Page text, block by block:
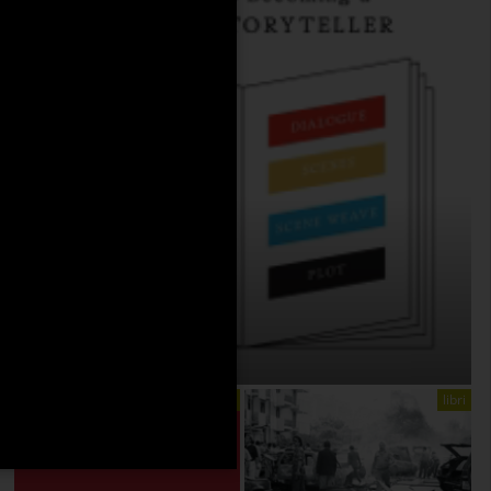
libri